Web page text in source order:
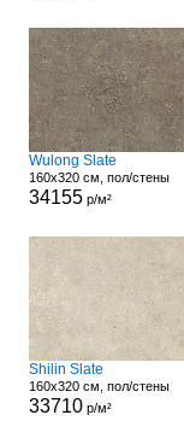
Wulong Slate
160x320 см, пол/стены
34155р/м²
Shilin Slate
160x320 см, пол/стены
33710р/м²